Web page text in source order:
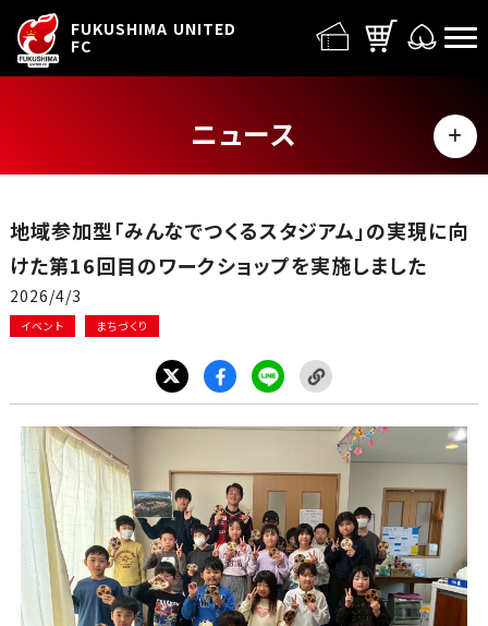
FUKUSHIMA UNITED
FC
ニュース
MENU
イベント
グッズ
チケット
アカデミー・スクール
農業部
地域参加型「みんなでつくるスタジアム」の実現に向
けた第16回目のワークショップを実施しました
2026/4/3
イベント まちづくり